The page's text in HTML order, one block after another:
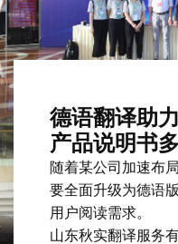
德语翻译助
产品说明书
随着某公司加速布
要全面升级为德语
用户阅读需求。
山东秋实翻译服务